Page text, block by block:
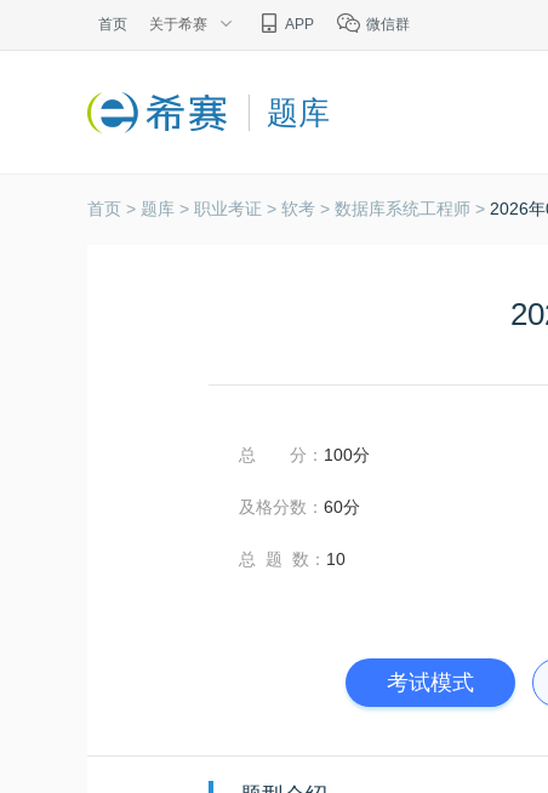
首页 关于希赛 APP 微信群
题库
首页 > 题库 > 职业考证 > 软考 > 数据库系统工程师 > 2026
总 分： 100分
及格分数： 60分
总 题 数： 10
考试模式